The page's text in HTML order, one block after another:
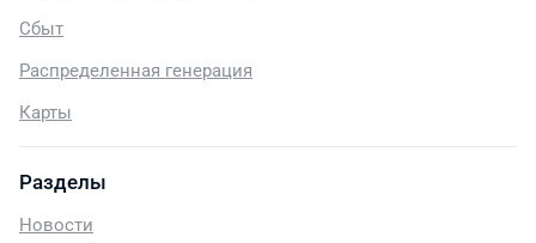
Сбыт
Распределенная генерация
Карты
Разделы
Новости